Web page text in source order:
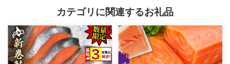
人気 おすすめ 美味しい お気に入
り 高知 手軽 簡単 8000円 送料無
料 高知県 室戸市
蓄 災害 震災 高知県 室戸市
カテゴリに関連するお礼品